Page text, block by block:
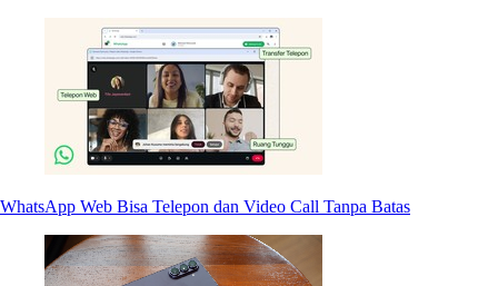
WhatsApp Web Bisa Telepon dan Video Call Tanpa Batas